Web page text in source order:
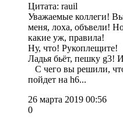
Цитата: rauil
Уважаемые коллеги!
меня, лоха, объвели!
какие уж, правила!
Ну, что! Рукоплещите!
Ладья бьёт, пешку g3!
C чего вы решили,
пойдет на h6...
26 марта 2019 00:56
0